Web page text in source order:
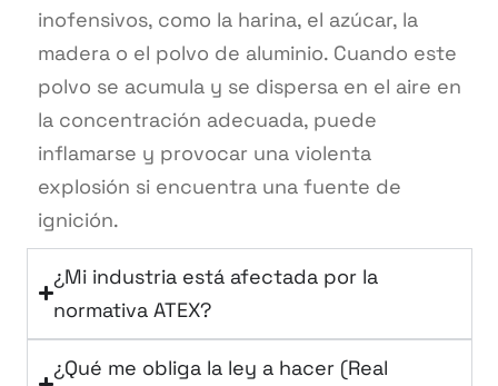
inofensivos, como la harina, el azúcar, la
madera o el polvo de aluminio. Cuando este
polvo se acumula y se dispersa en el aire en
la concentración adecuada, puede
inflamarse y provocar una violenta
explosión si encuentra una fuente de
ignición.
¿Mi industria está afectada por la
normativa ATEX?
¿Qué me obliga la ley a hacer (Real